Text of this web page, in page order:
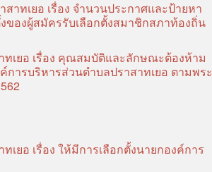
าทเยอ เรื่อง จำนวนประกาศและป้ายหา
ของผู้สมัครรับเลือกตั้งสมาชิกสภาท้องถิ่น
ทเยอ เรื่อง คุณสมบัติและลักษณะต้องห้าม
ารบริหารส่วนตำบลปราสาทเยอ ตามพระ
ยอ เรื่อง ให้มีการเลือกตั้งนายกองค์การ